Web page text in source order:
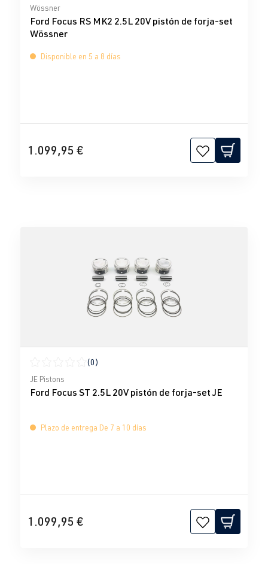
Calificación promedio de 0 de 5 estrellas
Wössner
Ford Focus RS MK2 2.5L 20V pistón de forja-set
Wössner
Disponible en 5 a 8 días
1.099,95 €
Calificación promedio de 0 de 5 estrellas
(0)
JE Pistons
Ford Focus ST 2.5L 20V pistón de forja-set JE
Plazo de entrega De 7 a 10 días
1.099,95 €